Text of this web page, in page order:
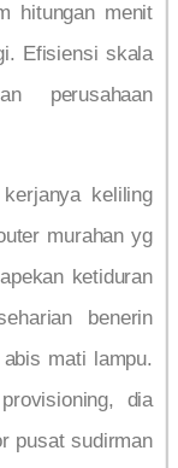
hitungan menit
Efisiensi skala
perusahaan
keliling
murahan yg
ketiduran
benerin
mati lampu.
dia
pusat sudirman